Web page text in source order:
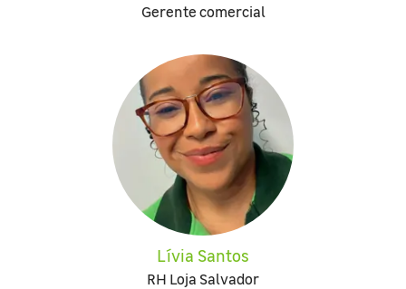
Gerente comercial
Lívia Santos
RH Loja Salvador